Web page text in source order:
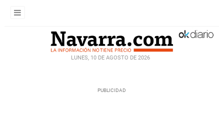
LUNES, 10 DE AGOSTO DE 2026